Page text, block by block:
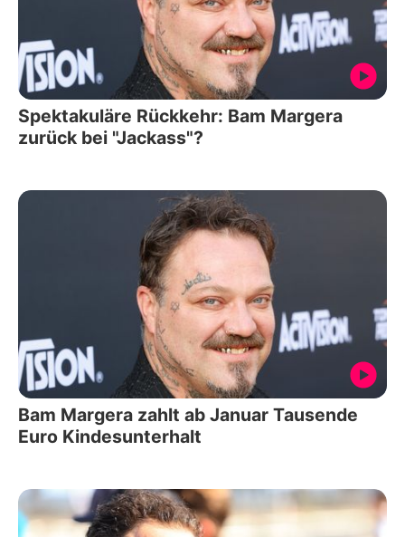
Spektakuläre Rückkehr: Bam Margera
zurück bei "Jackass"?
Bam Margera zahlt ab Januar Tausende
Euro Kindesunterhalt